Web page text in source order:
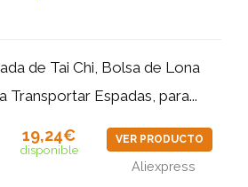
de Tai Chi, Bolsa de Lona
Transportar Espadas, para...
19,24€
disponible
VER PRODUCTO
Aliexpress